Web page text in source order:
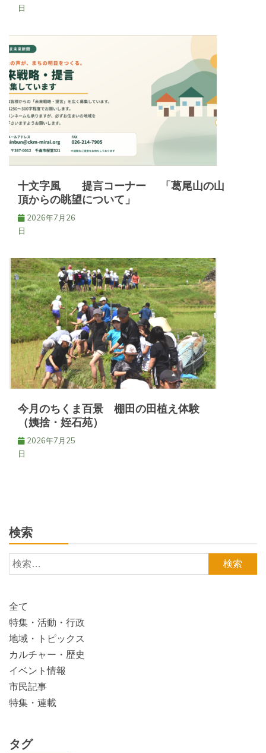
日
十文字風 提言コーナー 「葛尾山の山
頂からの眺望について」
2026年7月26
日
今月のちくま百景 棚田の田植え体験
（姨捨・姪石苑）
2026年7月25
日
検索
検
索:
全て
特集・活動・行政
地域・トピックス
カルチャー・歴史
イベント情報
市民記事
特集・連載
タグ